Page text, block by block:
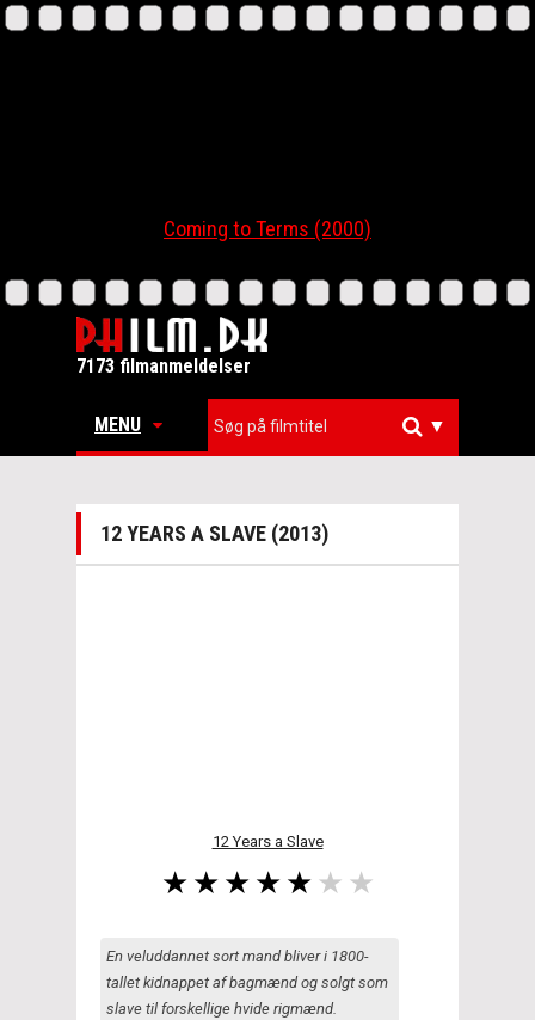
Coming to Terms (2000)
7173 filmanmeldelser
MENU ▼
12 YEARS A SLAVE (2013)
12 Years a Slave
En veluddannet sort mand bliver i 1800-
tallet kidnappet af bagmænd og solgt som
slave til forskellige hvide rigmænd.